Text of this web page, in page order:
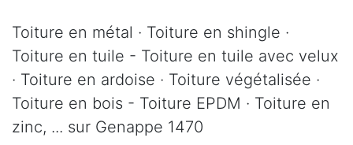
Toiture en métal · Toiture en shingle ·
Toiture en tuile - Toiture en tuile avec velux
· Toiture en ardoise · Toiture végétalisée ·
Toiture en bois - Toiture EPDM · Toiture en
zinc, ... sur Genappe 1470